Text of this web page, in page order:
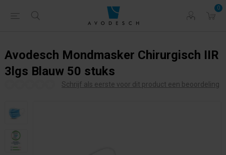
0
Avodesch Mondmasker Chirurgisch IIR
3lgs Blauw 50 stuks
Schrijf als eerste voor dit product een beoordeling